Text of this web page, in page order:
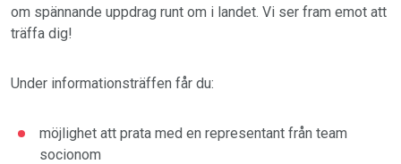
om spännande uppdrag runt om i landet. Vi ser fram emot att
träffa dig!
Under informationsträffen får du:
möjlighet att prata med en representant från team
socionom